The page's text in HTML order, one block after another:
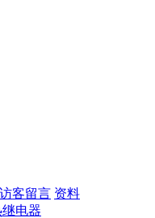
访客留言 资料
电器